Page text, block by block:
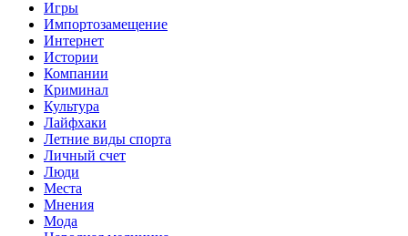
Игры
Импортозамещение
Интернет
Истории
Компании
Криминал
Культура
Лайфхаки
Летние виды спорта
Личный счет
Люди
Места
Мнения
Мода